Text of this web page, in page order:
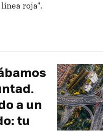
roja".
a un
tu